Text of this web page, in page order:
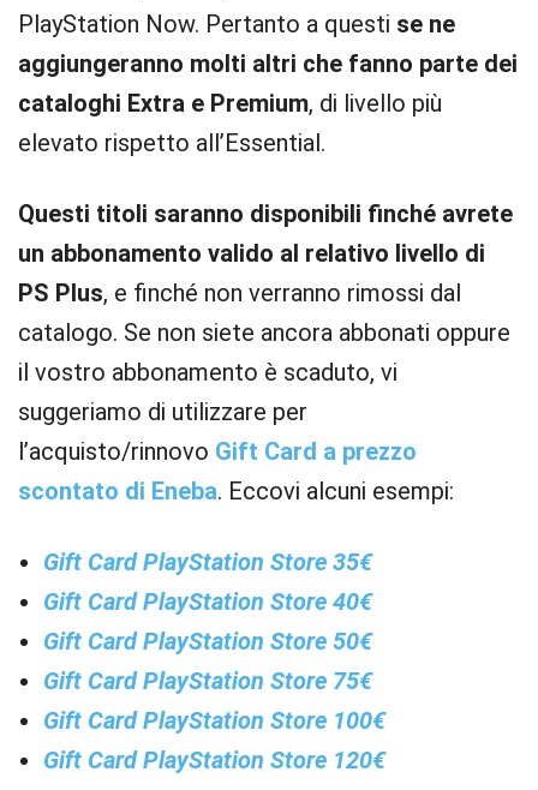
PlayStation Now. Pertanto a questi se ne
aggiungeranno molti altri che fanno parte dei
cataloghi Extra e Premium, di livello più
elevato rispetto all’Essential.
Questi titoli saranno disponibili finché avrete
un abbonamento valido al relativo livello di
PS Plus, e finché non verranno rimossi dal
catalogo. Se non siete ancora abbonati oppure
il vostro abbonamento è scaduto, vi
suggeriamo di utilizzare per
l’acquisto/rinnovo Gift Card a prezzo
scontato di Eneba. Eccovi alcuni esempi:
Gift Card PlayStation Store 35€
Gift Card PlayStation Store 40€
Gift Card PlayStation Store 50€
Gift Card PlayStation Store 75€
Gift Card PlayStation Store 100€
Gift Card PlayStation Store 120€